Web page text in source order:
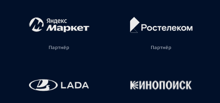
Партнёр Партнёр